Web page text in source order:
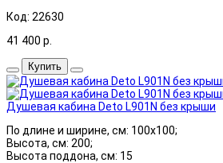
Код: 22630
41 400 р.
Купить
Душевая кабина Deto L901N без крыши
По длине и ширине, см: 100x100;
Высота, см: 200;
Высота поддона, см: 15